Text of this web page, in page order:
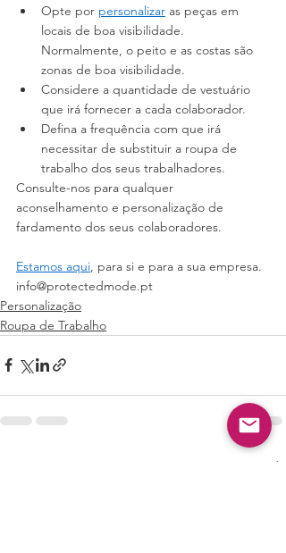
Opte por personalizar as peças em
locais de boa visibilidade.
Normalmente, o peito e as costas são
zonas de boa visibilidade.
Considere a quantidade de vestuário
que irá fornecer a cada colaborador.
Defina a frequência com que irá
necessitar de substituir a roupa de
trabalho dos seus trabalhadores.
Consulte-nos para qualquer
aconselhamento e personalização de
fardamento dos seus colaboradores.
Estamos aqui, para si e para a sua empresa.
info@protectedmode.pt
Personalização
Roupa de Trabalho
Ver tudo